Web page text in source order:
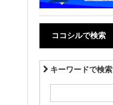
ココシルで検索
キーワードで検索